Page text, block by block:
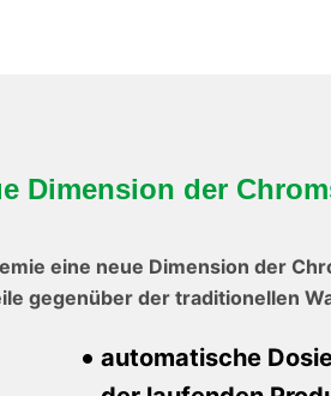
Dimension der
eine neue Dimension der
gegenüber der traditionellen
automatische